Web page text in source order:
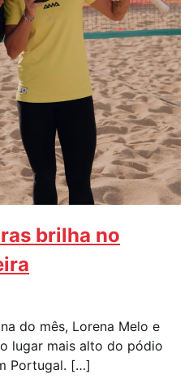
brilha no
do mês, Lorena Melo e
lugar mais alto do pódio
Portugal. […]